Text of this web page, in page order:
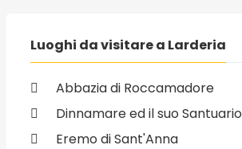
Luoghi da visitare a Larderia
Abbazia di Roccamadore
Dinnamare ed il suo Santuario
Eremo di Sant'Anna